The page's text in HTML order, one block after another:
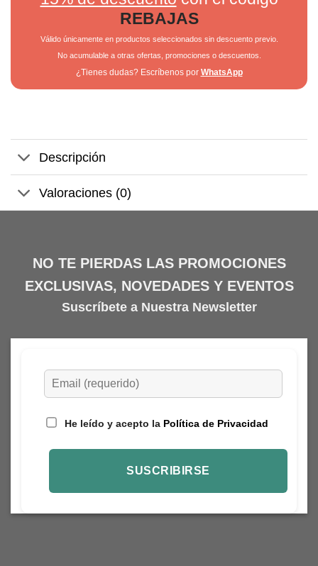
REBAJAS
Válido únicamente en productos seleccionados sin descuento previo.
No acumulable a otras ofertas, promociones o descuentos.
¿Tienes dudas? Escríbenos por WhatsApp
Descripción
Valoraciones (0)
NO TE PIERDAS LAS PROMOCIONES
EXCLUSIVAS, NOVEDADES Y EVENTOS
Suscríbete a Nuestra Newsletter
He leído y acepto la Política de Privacidad